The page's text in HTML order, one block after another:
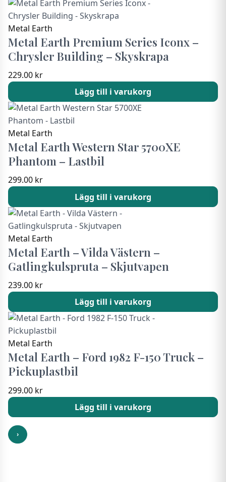
Metal Earth
Metal Earth Premium Series Iconx –
Chrysler Building – Skyskrapa
229.00 kr
Lägg till i varukorg
Metal Earth
Metal Earth Western Star 5700XE
Phantom – Lastbil
299.00 kr
Lägg till i varukorg
Metal Earth
Metal Earth – Vilda Västern –
Gatlingkulspruta – Skjutvapen
239.00 kr
Lägg till i varukorg
Metal Earth
Metal Earth – Ford 1982 F-150 Truck –
Pickuplastbil
299.00 kr
Lägg till i varukorg
›